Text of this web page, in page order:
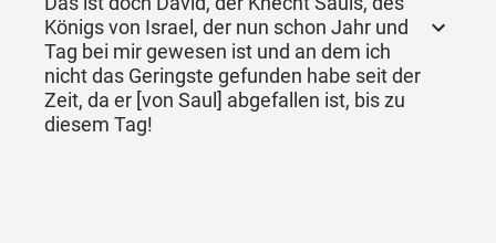
Königs von Israel, der nun schon Jahr und
Tag bei mir gewesen ist und an dem ich
nicht das Geringste gefunden habe seit der
Zeit, da er [von Saul] abgefallen ist, bis zu
diesem Tag!